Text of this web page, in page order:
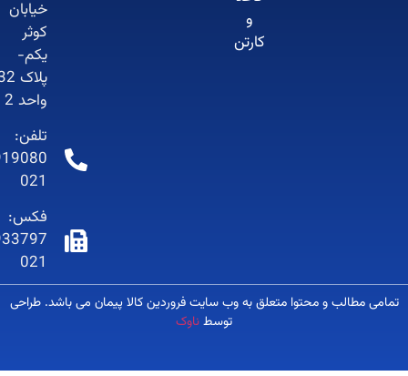
پلاک 32-
66919080-
66933797-
و محتوا متعلق به وب سایت فروردین کالا پیمان می باشد. طراحی